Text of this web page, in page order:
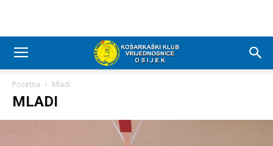
Početna Mladi
MLADI